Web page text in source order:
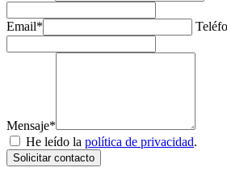
Email*
Mensaje*
He leído la política de privacidad.
Solicitar contacto